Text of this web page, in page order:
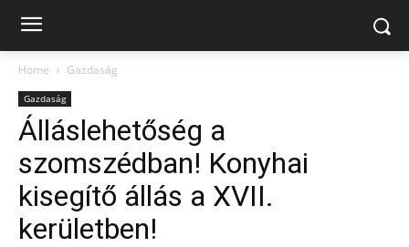
Home Gazdaság
Gazdaság
Álláslehetőség a
szomszédban! Konyhai
kisegítő állás a XVII.
kerületben!